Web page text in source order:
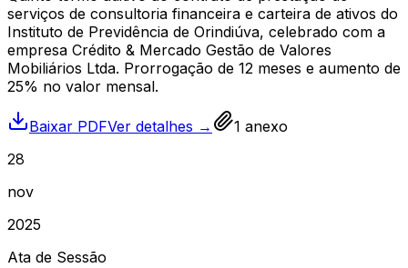
serviços de consultoria financeira e carteira de ativos do
Instituto de Previdência de Orindiúva, celebrado com a
empresa Crédito & Mercado Gestão de Valores
Mobiliários Ltda. Prorrogação de 12 meses e aumento de
25% no valor mensal.
Baixar PDFVer detalhes → 1 anexo
28
nov
2025
Ata de Sessão